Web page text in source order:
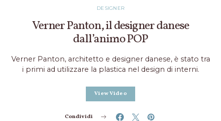
DESIGNER
Verner Panton, il designer danese
dall’animo POP
Verner Panton, architetto e designer danese, è stato tra
i primi ad utilizzare la plastica nel design di interni.
View Video
Condividi